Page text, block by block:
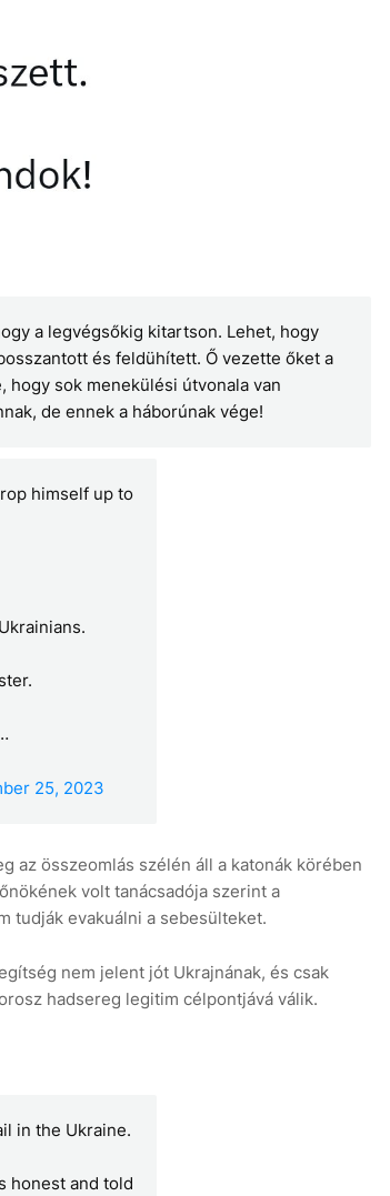
a legvégsőkig kitartson. Lehet, hogy
és feldühített. Ő vezette őket a
sok menekülési útvonala van
de ennek a háborúnak vége!
himself up to
25, 2023
az összeomlás szélén áll a katonák körében
volt tanácsadója szerint a
tudják evakuálni a sebesülteket.
nem jelent jót Ukrajnának, és csak
hadsereg legitim célpontjává válik.
in the Ukraine.
honest and told